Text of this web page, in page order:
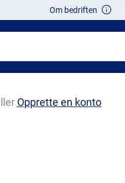
Om bedriften
Opprette en konto